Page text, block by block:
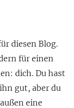
diesen Blog.
für einen
dich. Du hast
gut, aber du
eine